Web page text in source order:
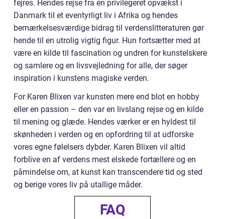
fejres. Hendes rejse fra en privilegeret opvækst i
Danmark til et eventyrligt liv i Afrika og hendes
bemærkelsesværdige bidrag til verdenslitteraturen gør
hende til en utrolig vigtig figur. Hun fortsætter med at
være en kilde til fascination og undren for kunstelskere
og samlere og en livsvejledning for alle, der søger
inspiration i kunstens magiske verden.
For Karen Blixen var kunsten mere end blot en hobby
eller en passion – den var en livslang rejse og en kilde
til mening og glæde. Hendes værker er en hyldest til
skønheden i verden og en opfordring til at udforske
vores egne følelsers dybder. Karen Blixen vil altid
forblive en af verdens mest elskede fortællere og en
påmindelse om, at kunst kan transcendere tid og sted
og berige vores liv på utallige måder.
FAQ